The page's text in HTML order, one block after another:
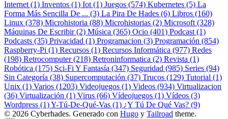
Internet (1) Inventos (1) Iot (1) Juegos (574) Kubernetes (5) La
Forma Más Sencilla De ... (3) La Pira De Hades (6) Libros (160)
Linux (378) Microhistoria (88) Microhistorias (2) Microsoft (328)
Máquinas De Escribir (2) Música (365) Ocio (401) Podcast (1)
Podcasts (35) Privacidad (1) Programacion (3) Programación (854)
Raspberry-Pi (1) Recursos (1) Recursos Informática (977) Redes
(198) Retrocomputer (218) Retroninformatica (2) Revista (1)
Robótica (175) Sci-Fi Y Fantasía (347) Seguridad (985) Series (94)
Sin Categoría (38) Supercomputación (37) Trucos (129) Tutorial (1)
Unix (1) Varios (1203) Videojuegos (1) Videos (934) Virtualizacion
(36) Virtualización (1) Virus (66) Vídeojuegos (1) Vídeos (3)
Wordpress (1)Y-Tú-De-Qué-Vas (1) ¿Y Tú De Qué Vas? (9)
© 2026 Cyberhades. Generado con Hugo y Tailroad theme.